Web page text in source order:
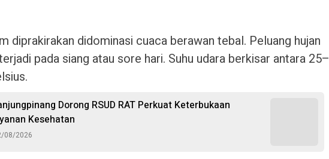
diprakirakan didominasi cuaca berawan tebal. Peluang hujan
pada siang atau sore hari. Suhu udara berkisar antara 25–
Dorong RSUD RAT Perkuat Keterbukaan
Kesehatan
08/2026